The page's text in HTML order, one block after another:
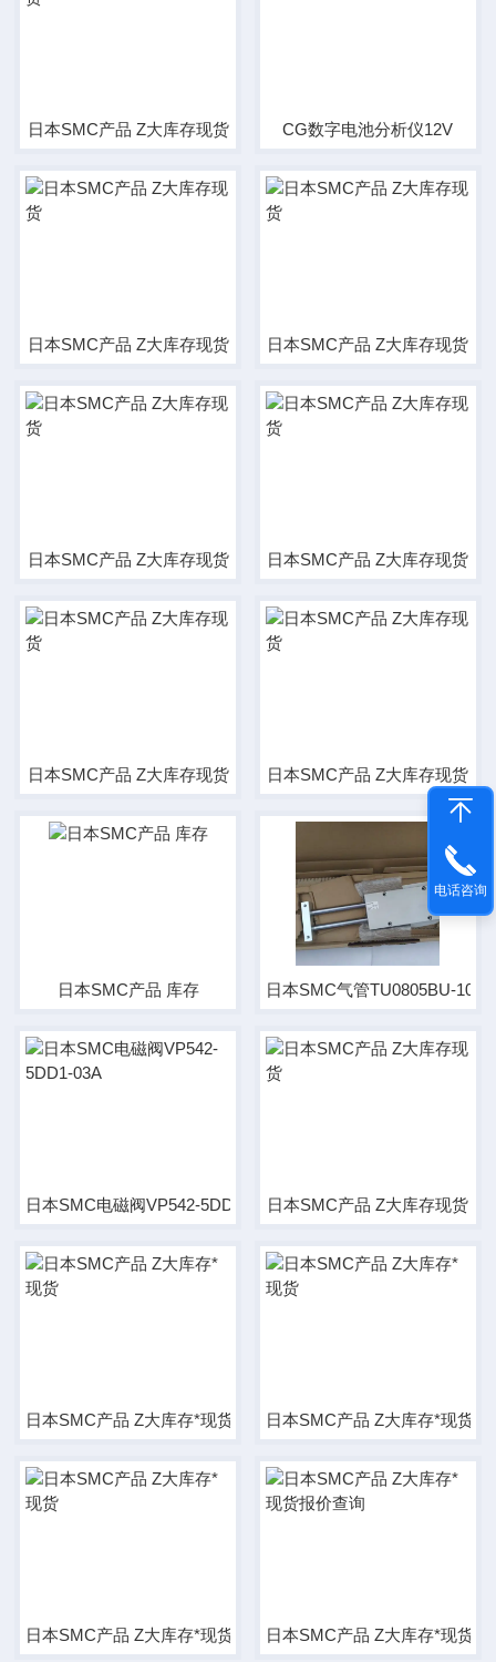
日本SMC产品 Z大库存现货 CG数字电池分析仪12V
日本SMC产品 Z大库存现货 日本SMC产品 Z大库存现货
日本SMC产品 Z大库存现货 日本SMC产品 Z大库存现货
日本SMC产品 Z大库存现货 日本SMC产品 Z大库存现货
日本SMC产品 库存 日本SMC气管TU0805BU-100
日本SMC电磁阀VP542-5DD1-03A日本SMC产品 Z大库存现货
日本SMC产品 Z大库存*现货 日本SMC产品 Z大库存*现货
日本SMC产品 Z大库存*现货 日本SMC产品 Z大库存*现货报
电话咨询